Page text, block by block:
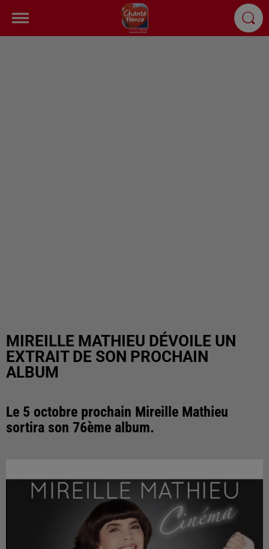
MIREILLE MATHIEU DÉVOILE UN
EXTRAIT DE SON PROCHAIN
ALBUM
Le 5 octobre prochain Mireille Mathieu
sortira son 76ème album.